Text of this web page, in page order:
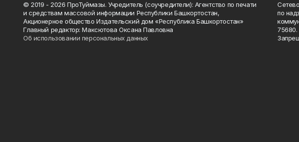
© 2019 - 2026 ПроТуймазы. Учредитель (соучредители): Агентство по печати
и средствам массовой информации Республики Башкортостан,
Акционерное общество Издательский дом «Республика Башкортостан»
Главный редактор: Максютова Оксана Павловна
Об использовании персональных данных
по
75680.